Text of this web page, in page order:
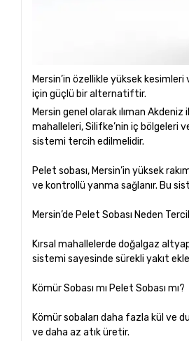
Mersin’in özellikle yüksek
için güçlü bir alternatiftir.
Mersin genel olarak ılıman
mahalleleri, Silifke’nin iç bölgeleri
sistemi tercih edilmelidir.
Pelet sobası, Mersin’in yüksek
ve kontrollü yanma sağlanır. Bu
Mersin’de Pelet Sobası Neden
Kırsal mahallelerde doğalgaz
sistemi sayesinde sürekli yakıt
Kömür Sobası mı Pelet Sobası mı?
Kömür sobaları daha fazla kül ve
ve daha az atık üretir.